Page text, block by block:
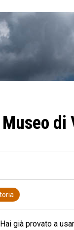
di
Hai già provato a